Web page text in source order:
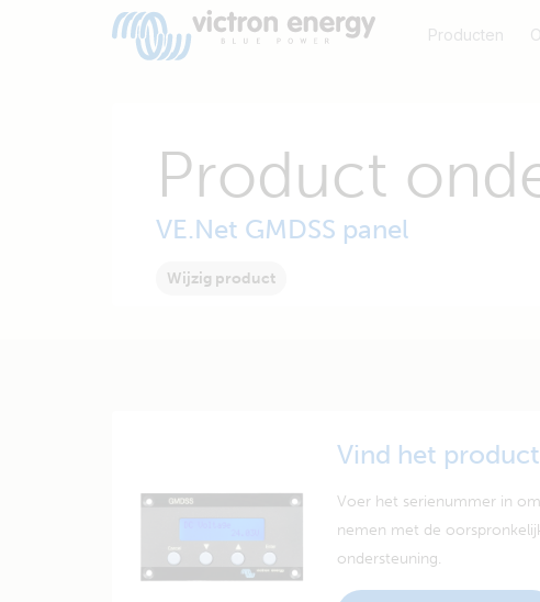
Producten
Product
VE.Net GMDSS panel
Wijzig product
Vind het product
Voer het serienummer in
nemen met de
ondersteuning.